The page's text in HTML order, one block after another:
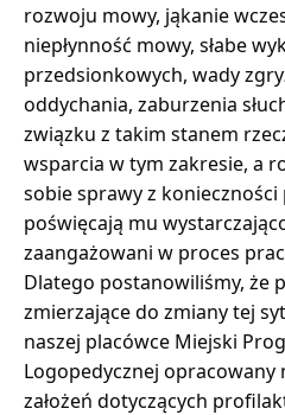
rozwoju mowy, jąkanie
niepłynność mowy, słabe
przedsionkowych, wady
oddychania, zaburzenia
związku z takim stanem
wsparcia w tym zakresie, a
sobie sprawy z
poświęcają mu
zaangażowani w proces
Dlatego postanowiliśmy, że
zmierzające do zmiany tej
naszej placówce Miejski
Logopedycznej opracowany
założeń dotyczących